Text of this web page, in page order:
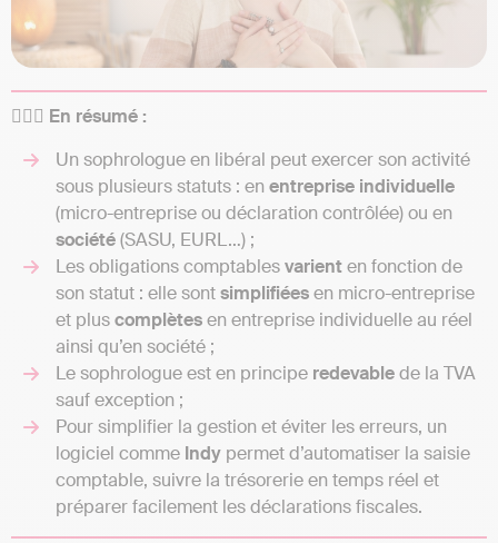
🧘🏻‍♀️ En résumé :
Un sophrologue en libéral peut exercer son activité
sous plusieurs statuts : en entreprise individuelle
(micro-entreprise ou déclaration contrôlée) ou en
société(SASU, EURL…) ;
Les obligations comptablesvarienten fonction de
son statut : elle sontsimplifiéesen micro-entreprise
et pluscomplètesen entreprise individuelle au réel
ainsi qu’en société ;
Le sophrologue est en principe redevablede la TVA
sauf exception ;
Pour simplifier la gestion et éviter les erreurs, un
logiciel comme Indy permet d’automatiser la saisie
comptable, suivre la trésorerie en temps réel et
préparer facilement les déclarations fiscales.